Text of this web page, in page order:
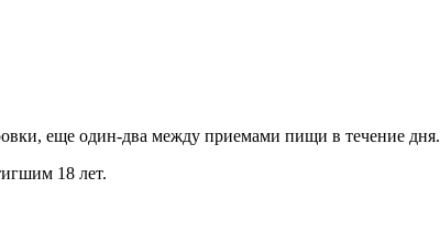
еще один-два между приемами пищи в течение дня.
18 лет.